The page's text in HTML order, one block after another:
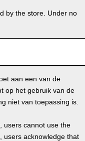
by the store. Under no
aan een van de
op het gebruik van de
niet van toepassing is.
users cannot use the
users acknowledge that